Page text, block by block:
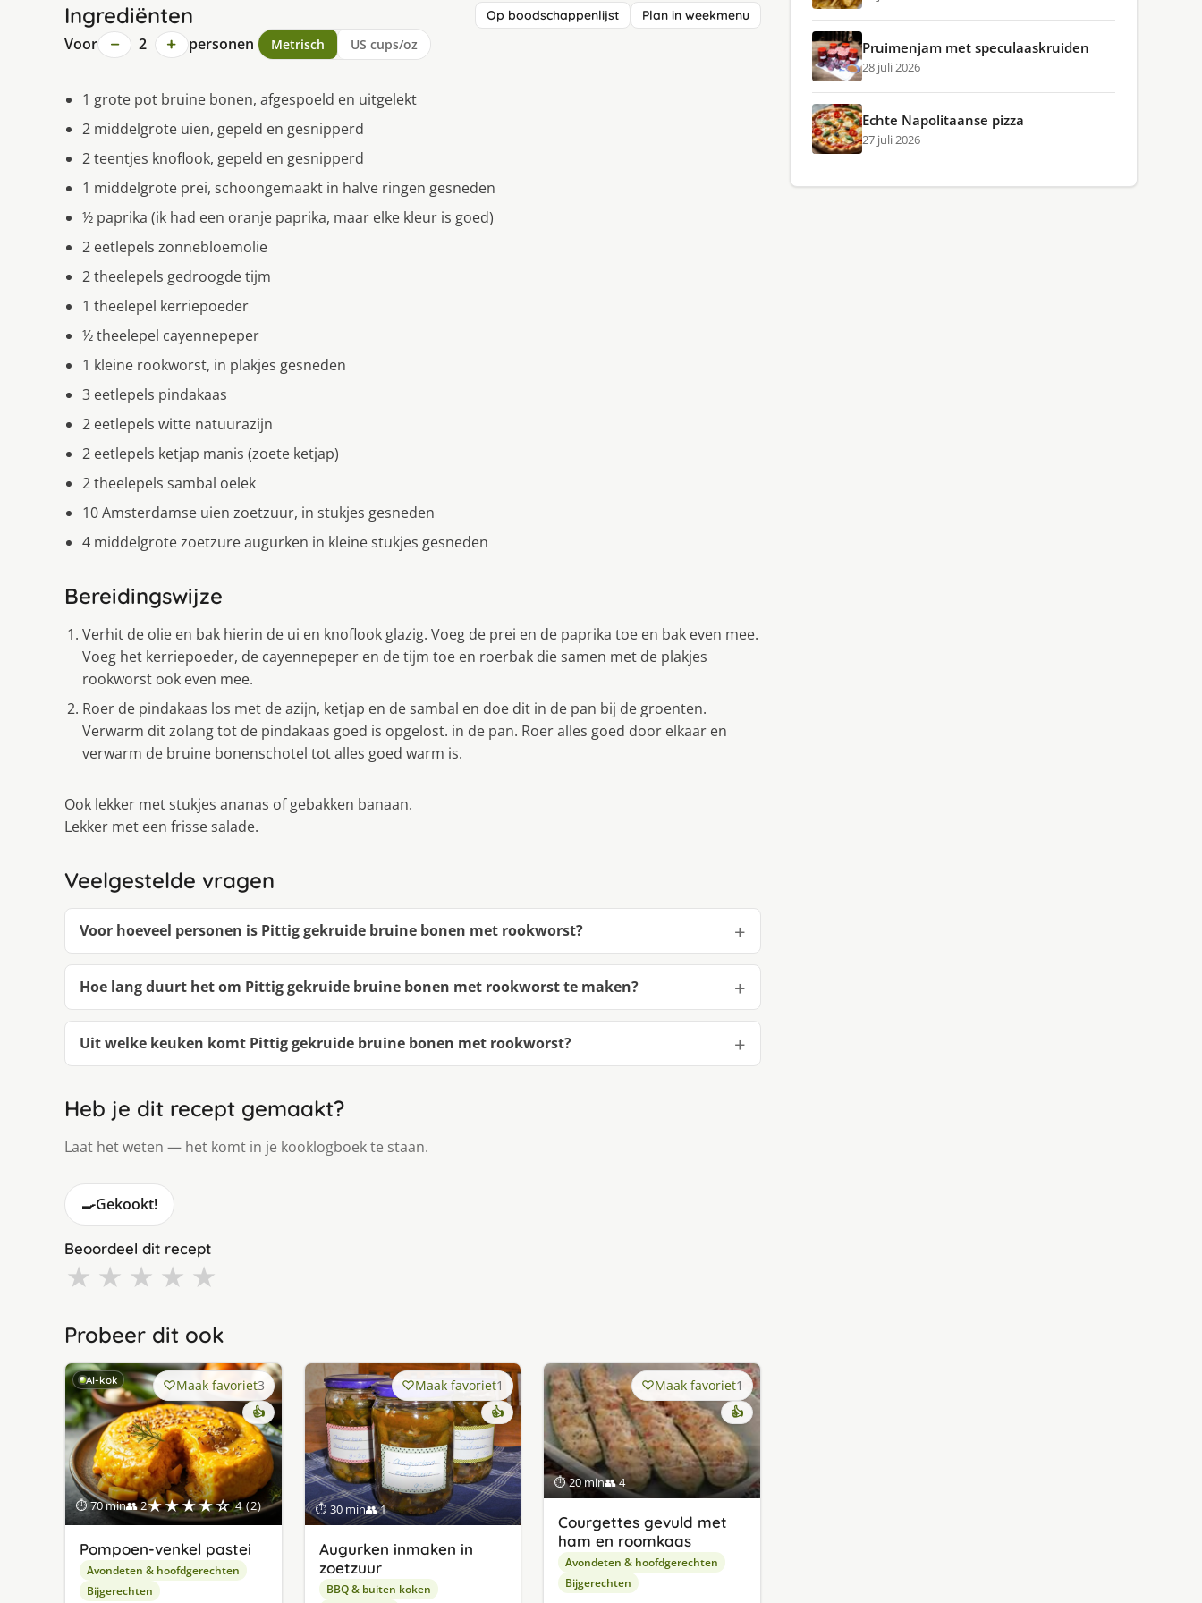
Ingrediënten Op boodschappenlijst Plan in weekmenu
Voor − 2 + personen Metrisch US cups/oz
1 grote pot bruine bonen, afgespoeld en uitgelekt
2 middelgrote uien, gepeld en gesnipperd
2 teentjes knoflook, gepeld en gesnipperd
1 middelgrote prei, schoongemaakt in halve ringen gesneden
½ paprika (ik had een oranje paprika, maar elke kleur is goed)
2 eetlepels zonnebloemolie
2 theelepels gedroogde tijm
1 theelepel kerriepoeder
½ theelepel cayennepeper
1 kleine rookworst, in plakjes gesneden
3 eetlepels pindakaas
2 eetlepels witte natuurazijn
2 eetlepels ketjap manis (zoete ketjap)
2 theelepels sambal oelek
10 Amsterdamse uien zoetzuur, in stukjes gesneden
4 middelgrote zoetzure augurken in kleine stukjes gesneden
Bereidingswijze
Verhit de olie en bak hierin de ui en knoflook glazig. Voeg de prei en de paprika toe en bak even mee.
Voeg het kerriepoeder, de cayennepeper en de tijm toe en roerbak die samen met de plakjes
rookworst ook even mee.
Roer de pindakaas los met de azijn, ketjap en de sambal en doe dit in de pan bij de groenten.
Verwarm dit zolang tot de pindakaas goed is opgelost. in de pan. Roer alles goed door elkaar en
verwarm de bruine bonenschotel tot alles goed warm is.
Ook lekker met stukjes ananas of gebakken banaan.
Lekker met een frisse salade.
Veelgestelde vragen
Voor hoeveel personen is Pittig gekruide bruine bonen met rookworst?
Hoe lang duurt het om Pittig gekruide bruine bonen met rookworst te maken?
Uit welke keuken komt Pittig gekruide bruine bonen met rookworst?
Heb je dit recept gemaakt?
Laat het weten — het komt in je kooklogboek te staan.
🍳Gekookt!
Beoordeel dit recept
★ ★ ★ ★ ★
Probeer dit ook
AI-kok
⏱ 70 min👥 2★★★★☆ 4 (2)
Maak favoriet3
👍
Pompoen-venkel pastei
Avondeten & hoofdgerechten
Bijgerechten
⏱ 30 min👥 1
Maak favoriet1
👍
Augurken inmaken in
zoetzuur
BBQ & buiten koken
⏱ 20 min👥 4
Maak favoriet1
👍
Courgettes gevuld met
ham en roomkaas
Avondeten & hoofdgerechten
Bijgerechten
Pruimenjam met speculaaskruiden
28 juli 2026
Echte Napolitaanse pizza
27 juli 2026